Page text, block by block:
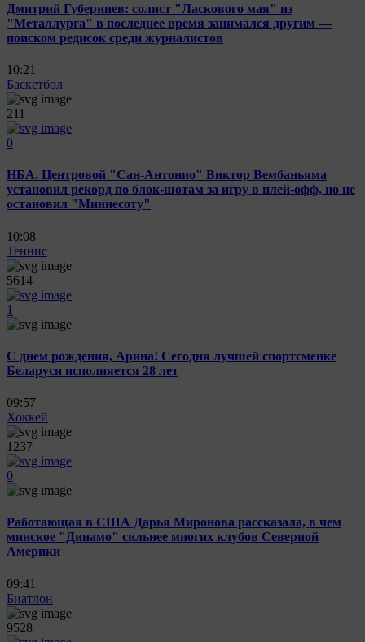
Дмитрий Губерниев: солист "Ласкового мая" из
"Металлурга" в последнее время занимался другим —
поиском редисок среди журналистов
10:21
Баскетбол
211
0
НБА. Центровой "Сан-Антонио" Виктор Вембаньяма
установил рекорд по блок-шотам за игру в плей-офф, но не
остановил "Миннесоту"
10:08
Теннис
5614
1
С днем рождения, Арина! Сегодня лучшей спортсменке
Беларуси исполняется 28 лет
09:57
Хоккей
1237
0
Работающая в США Дарья Миронова рассказала, в чем
минское "Динамо" сильнее многих клубов Северной
Америки
09:41
Биатлон
9528